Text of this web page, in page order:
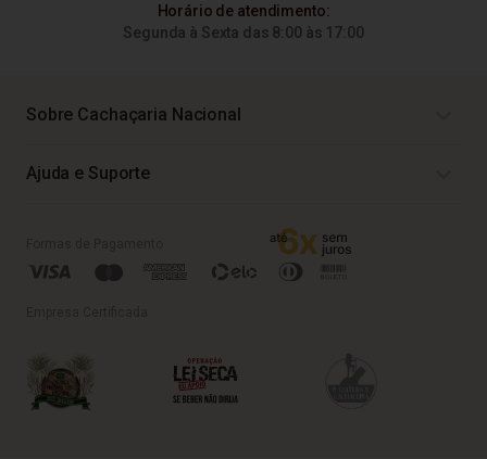
Horário de atendimento:
Segunda à Sexta das 8:00 às 17:00
Sobre Cachaçaria Nacional
Ajuda e Suporte